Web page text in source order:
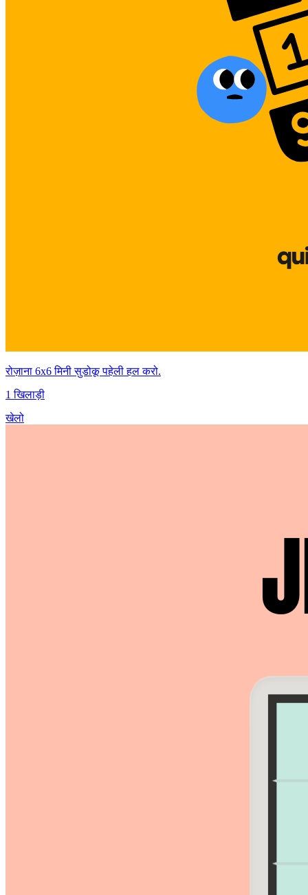
रोज़ाना 6x6 मिनी सुडोकू पहेली हल करो.
1 खिलाड़ी
खेलो